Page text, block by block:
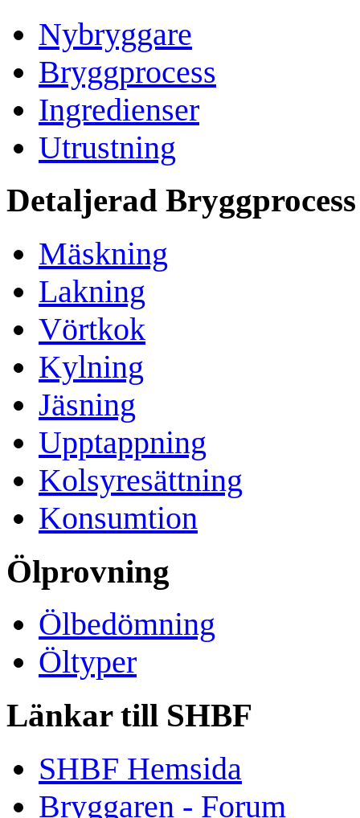
Nybryggare
Bryggprocess
Ingredienser
Utrustning
Detaljerad Bryggprocess
Mäskning
Lakning
Vörtkok
Kylning
Jäsning
Upptappning
Kolsyresättning
Konsumtion
Ölprovning
Ölbedömning
Öltyper
Länkar till SHBF
SHBF Hemsida
Bryggaren - Forum